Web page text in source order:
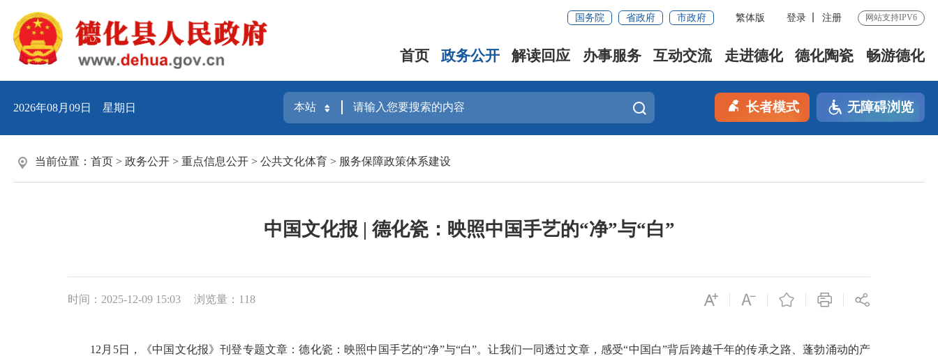
国务院 省政府 市政府 繁体版 登录 注册 网站支持IPV6
首页 政务公开 解读回应 办事服务 互动交流 走进德化 德化陶瓷 畅游德化
2026年08月09日 星期日 长者模式 无障碍浏览
当前位置： 首页 > 政务公开 > 重点信息公开 > 公共文化体育 > 服务保障政策体系建设
中国文化报 | 德化瓷：映照中国手艺的“净”与“白”
时间：2025-12-09 15:03 浏览量： 118
12月5日，《中国文化报》刊登专题文章：德化瓷：映照中国手艺的“净”与“白”。让我们一同透过文章，感受“中国白”背后跨越千年的传承之路、蓬勃涌动的产